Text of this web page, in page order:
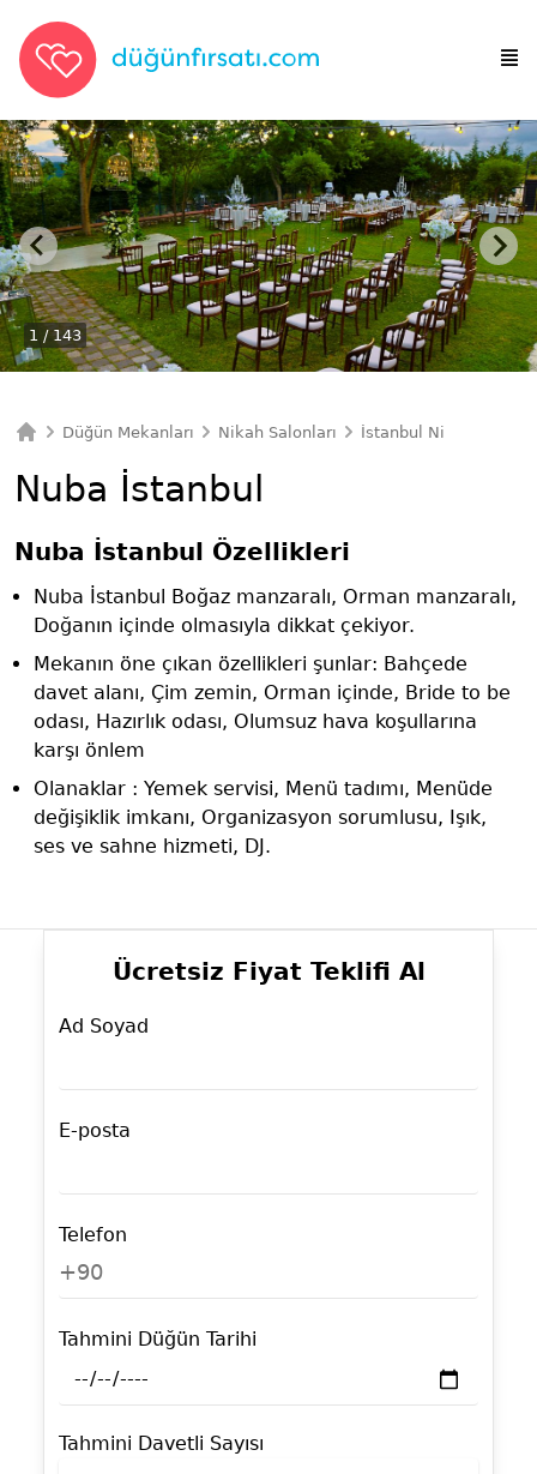
1 / 143
Düğün Mekanları Nikah Salonları İstanbul Nikah
Nuba İstanbul
Nuba İstanbul Özellikleri
Nuba İstanbul Boğaz manzaralı, Orman manzaralı,
Doğanın içinde olmasıyla dikkat çekiyor.
Mekanın öne çıkan özellikleri şunlar: Bahçede
davet alanı, Çim zemin, Orman içinde, Bride to be
odası, Hazırlık odası, Olumsuz hava koşullarına
karşı önlem
Olanaklar : Yemek servisi, Menü tadımı, Menüde
değişiklik imkanı, Organizasyon sorumlusu, Işık,
ses ve sahne hizmeti, DJ.
Ücretsiz Fiyat Teklifi Al
Ad Soyad
E-posta
Telefon
+90
Tahmini Düğün Tarihi
Tahmini Davetli Sayısı